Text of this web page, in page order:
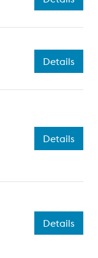
Details
Details
Details